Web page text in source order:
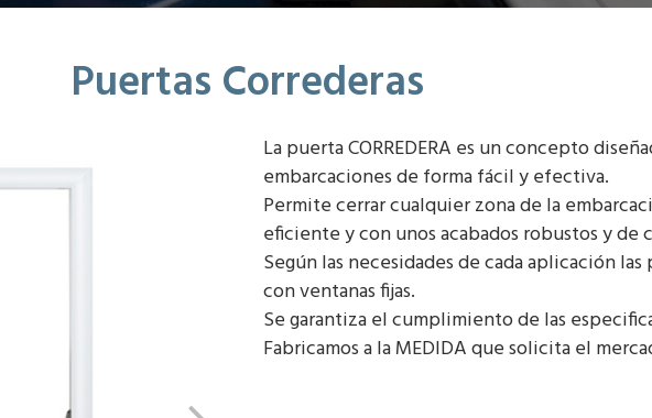
Puertas Correderas
La puerta CORREDERA es un concepto
embarcaciones de forma fácil y efectiva.
Permite cerrar cualquier zona de la
eficiente y con unos acabados robustos y de
Según las necesidades de cada aplicación
con ventanas fijas.
Se garantiza el cumplimiento de las
Fabricamos a la MEDIDA que solicita el